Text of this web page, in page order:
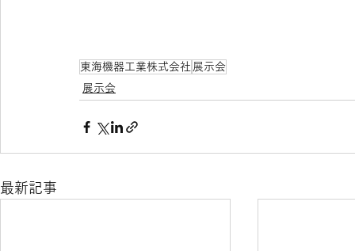
東海機器工業株式会社 展示会
展示会
最新記事